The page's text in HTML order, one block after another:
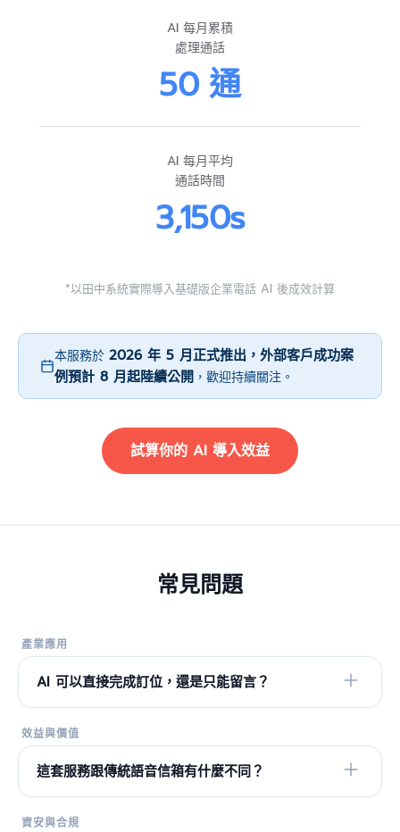
AI 每月累積
處理通話
50 通
AI 每月平均
通話時間
3,150s
*以田中系統實際導入基礎版企業電話 AI 後成效計算
本服務於 2026 年 5 月正式推出，外部客戶成功案
例預計 8 月起陸續公開 ，歡迎持續關注。
試算你的 AI 導入效益
常見問題
產業應用
AI 可以直接完成訂位，還是只能留言？
效益與價值
這套服務跟傳統語音信箱有什麼不同？
資安與合規